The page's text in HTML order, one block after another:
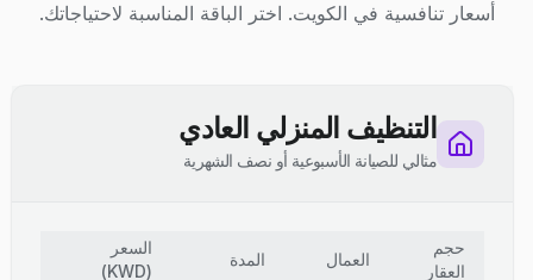
أسعار تنافسية في الكويت. اختر الباقة المناسبة لاحتياجاتك.
التنظيف المنزلي العادي
مثالي للصيانة الأسبوعية أو نصف الشهرية
حجم
العقار
العمال المدة
السعر
(
KWD
)